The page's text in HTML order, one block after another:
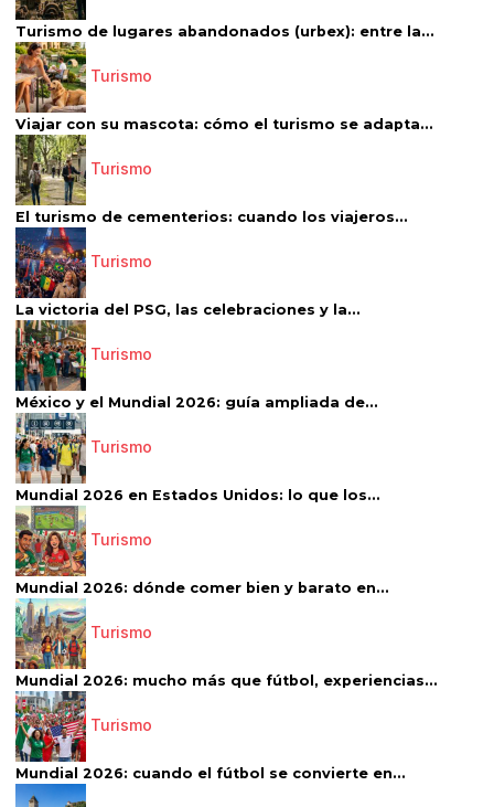
Turismo de lugares abandonados (urbex): entre la...
Turismo
Viajar con su mascota: cómo el turismo se adapta...
Turismo
El turismo de cementerios: cuando los viajeros...
Turismo
La victoria del PSG, las celebraciones y la...
Turismo
México y el Mundial 2026: guía ampliada de...
Turismo
Mundial 2026 en Estados Unidos: lo que los...
Turismo
Mundial 2026: dónde comer bien y barato en...
Turismo
Mundial 2026: mucho más que fútbol, experiencias...
Turismo
Mundial 2026: cuando el fútbol se convierte en...